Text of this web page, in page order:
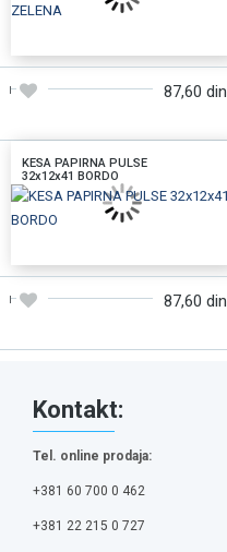
87,60 din
KESA PAPIRNA PULSE
32x12x41 BORDO
87,60 din
Kontakt:
Tel. online prodaja:
+381 60 700 0 462
+381 22 215 0 727